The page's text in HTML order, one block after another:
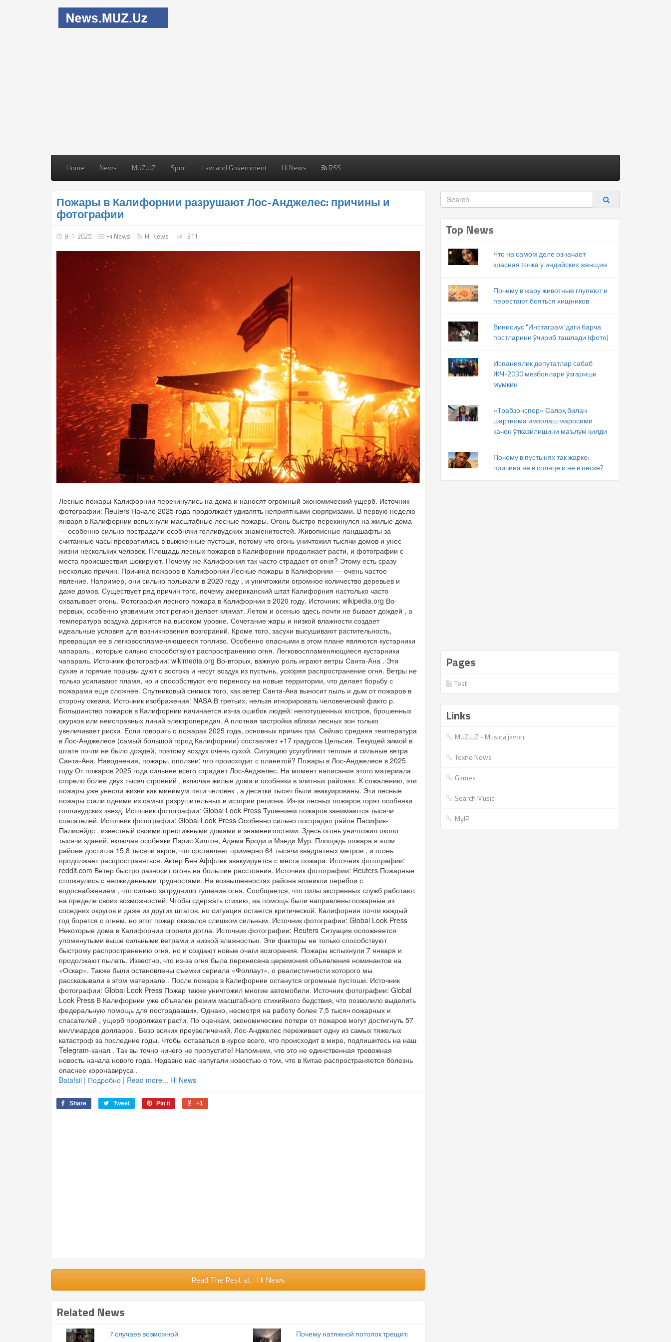
Home News MUZ.UZ Sport Law and Government Hi News RSS
Пожары в Калифорнии разрушают Лос-Анджелес: причины и
фотографии
9-1-2025 Hi News Hi News 311
Лесные пожары Калифорнии перекинулись на дома и наносят огромный экономический ущерб. Источник
фотографии: Reuters Начало 2025 года продолжает удивлять неприятными сюрпризами. В первую неделю
января в Калифорнии вспыхнули масштабные лесные пожары. Огонь быстро перекинулся на жилые дома
— особенно сильно пострадали особняки голливудских знаменитостей. Живописные ландшафты за
считанные часы превратились в выжженные пустоши, потому что огонь уничтожил тысячи домов и унес
жизни нескольких человек. Площадь лесных пожаров в Калифорнии продолжает расти, и фотографии с
места происшествия шокируют. Почему же Калифорния так часто страдает от огня? Этому есть сразу
несколько причин. Причина пожаров в Калифорнии Лесные пожары в Калифорнии — очень частое
явление. Например, они сильно полыхали в 2020 году , и уничтожили огромное количество деревьев и
даже домов. Существует ряд причин того, почему американский штат Калифорния настолько часто
охватывает огонь. Фотография лесного пожара в Калифорнии в 2020 году. Источник: wikipedia.org Во-
первых, особенно уязвимым этот регион делает климат. Летом и осенью здесь почти не бывает дождей , а
температура воздуха держится на высоком уровне. Сочетание жары и низкой влажности создает
идеальные условия для возникновения возгораний. Кроме того, засухи высушивают растительность,
превращая ее в легковоспламеняющееся топливо. Особенно опасными в этом плане являются кустарники
чапараль , которые сильно способствуют распространению огня. Легковоспламеняющиеся кустарники
чапараль. Источник фотографии: wikimedia.org Во-вторых, важную роль играют ветры Санта-Ана . Эти
сухие и горячие порывы дуют с востока и несут воздух из пустынь, ускоряя распространение огня. Ветры не
только усиливают пламя, но и способствуют его переносу на новые территории, что делает борьбу с
пожарами еще сложнее. Спутниковый снимок того, как ветер Санта-Ана выносит пыль и дым от пожаров в
сторону океана. Источник изображения: NASA В третьих, нельзя игнорировать человеческий факто р.
Большинство пожаров в Калифорнии начинается из-за ошибок людей: непотушенных костров, брошенных
окурков или неисправных линий электропередач. А плотная застройка вблизи лесных зон только
увеличивает риски. Если говорить о пожарах 2025 года, основных причин три. Сейчас средняя температура
в Лос-Анджелесе (самый большой город Калифорнии) составляет +17 градусов Цельсия. Текущей зимой в
штате почти не было дождей, поэтому воздух очень сухой. Ситуацию усугубляют теплые и сильные ветра
Санта-Ана. Наводнения, пожары, оползни: что происходит с планетой? Пожары в Лос-Анджелесе в 2025
году От пожаров 2025 года сильнее всего страдает Лос-Анджелес. На момент написания этого материала
сгорело более двух тысяч строений , включая жилые дома и особняки в элитных районах. К сожалению, эти
пожары уже унесли жизни как минимум пяти человек , а десятки тысяч были эвакуированы. Эти лесные
пожары стали одними из самых разрушительных в истории региона. Из-за лесных пожаров горят особняки
голливудских звезд. Источник фотографии: Global Look Press Тушением пожаров занимаются тысячи
спасателей. Источник фотографии: Global Look Press Особенно сильно пострадал район Пасифик-
Палисейдс , известный своими престижными домами и знаменитостями. Здесь огонь уничтожил около
тысячи зданий, включая особняки Пэрис Хилтон, Адама Броди и Мэнди Мур. Площадь пожара в этом
районе достигла 15,8 тысячи акров, что составляет примерно 64 тысячи квадратных метров , и огонь
продолжает распространяться. Актер Бен Аффлек эвакуируется с места пожара. Источник фотографии:
reddit.com Ветер быстро разносит огонь на большие расстояния. Источник фотографии: Reuters Пожарные
столкнулись с неожиданными трудностями. На возвышенностях района возникли перебои с
водоснабжением , что сильно затруднило тушение огня. Сообщается, что силы экстренных служб работают
на пределе своих возможностей. Чтобы сдержать стихию, на помощь были направлены пожарные из
соседних округов и даже из других штатов, но ситуация остается критической. Калифорния почти каждый
год борется с огнем, но этот пожар оказался слишком сильным. Источник фотографии: Global Look Press
Некоторые дома в Калифорнии сгорели дотла. Источник фотографии: Reuters Ситуация осложняется
упомянутыми выше сильными ветрами и низкой влажностью. Эти факторы не только способствуют
быстрому распространению огня, но и создают новые очаги возгорания. Пожары вспыхнули 7 января и
продолжают пылать. Известно, что из-за огня была перенесена церемония объявления номинантов на
«Оскар». Также были остановлены съемки сериала «Фоллаут», о реалистичности которого мы
рассказывали в этом материале . После пожара в Калифорнии останутся огромные пустоши. Источник
фотографии: Global Look Press Пожар также уничтожил многие автомобили. Источник фотографии: Global
Look Press В Калифорнии уже объявлен режим масштабного стихийного бедствия, что позволило выделить
федеральную помощь для пострадавших. Однако, несмотря на работу более 7,5 тысяч пожарных и
спасателей , ущерб продолжает расти. По оценкам, экономические потери от пожаров могут достигнуть 57
миллиардов долларов . Безо всяких преувеличений, Лос-Анджелес переживает одну из самых тяжелых
катастроф за последние годы. Чтобы оставаться в курсе всего, что происходит в мире, подпишитесь на наш
Telegram-канал . Так вы точно ничего не пропустите! Напомним, что это не единственная тревожная
новость начала нового года. Недавно нас напугали новостью о том, что в Китае распространяется болезнь
опаснее коронавируса .
Batafsil | Подробно | Read more... Hi News
Share Tweet Pin it +1
Read The Rest at : Hi News
Related News
7 случаев возможной
Почему натяжной потолок трещит:
Top News
Что на самом деле означает
красная точка у индийских женщин
Почему в жару животные глупеют и
перестают бояться хищников
Винисиус "Инстаграм"даги барча
постларини ўчириб ташлади (фото)
Испаниялик депутатлар сабаб
ЖЧ-2030 мезбонлари ўзгариши
мумкин
«Трабзонспор» Салоҳ билан
шартнома имзолаш маросими
қачон ўтказилишини маълум қилди
Почему в пустынях так жарко:
причина не в солнце и не в песке?
Pages
Test
Links
MUZ.UZ - Musiqa javoni
Texno News
Games
Search Music
MyIP